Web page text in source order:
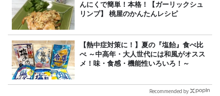
んにくで簡単！本格！【ガーリックシュ
リンプ】 桃屋のかんたんレシピ
【熱中症対策に！】夏の『塩飴』食べ比
べ ～中高年・大人世代には和風がオスス
メ！味・食感・機能性いろいろ！～
Recommended by